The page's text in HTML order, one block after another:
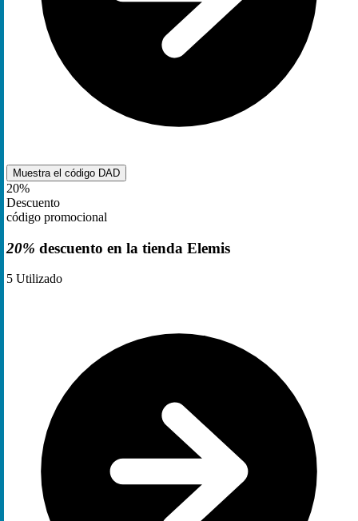
Muestra el código DAD
20%
Descuento
código promocional
20% descuento en la tienda Elemis
5 Utilizado